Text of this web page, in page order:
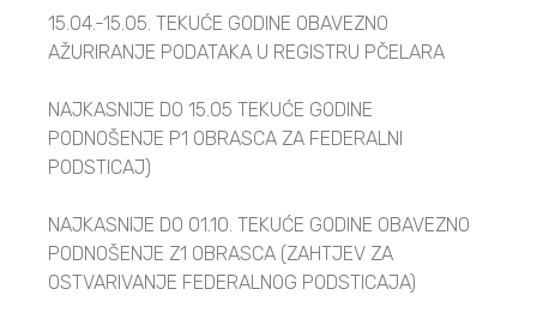
15.04.-15.05. TEKUĆE GODINE OBAVEZNO
AŽURIRANJE PODATAKA U REGISTRU PČELARA
NAJKASNIJE DO 15.05 TEKUĆE GODINE
PODNOŠENJE P1 OBRASCA ZA FEDERALNI
PODSTICAJ)
NAJKASNIJE DO 01.10. TEKUĆE GODINE OBAVEZNO
PODNOŠENJE Z1 OBRASCA (ZAHTJEV ZA
OSTVARIVANJE FEDERALNOG PODSTICAJA)